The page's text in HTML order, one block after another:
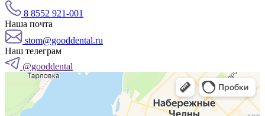
8 8552 921-001
Наша почта
stom@gooddental.ru
Наш телеграм
@gooddental